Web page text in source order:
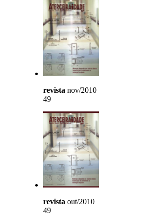
revista nov/2010
49
revista out/2010
49